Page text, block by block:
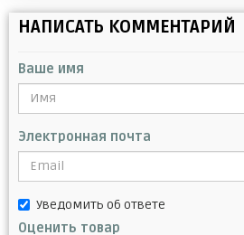
НАПИСАТЬ КОММЕНТАРИЙ
Ваше имя
Электронная почта
Уведомить об ответе
Оценить товар